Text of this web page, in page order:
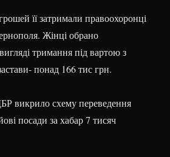
її затримали правоохоронці
Жінці обрано
тримання під вартою з
понад 166 тис грн.
викрило схему переведення
посади за хабар 7 тисяч